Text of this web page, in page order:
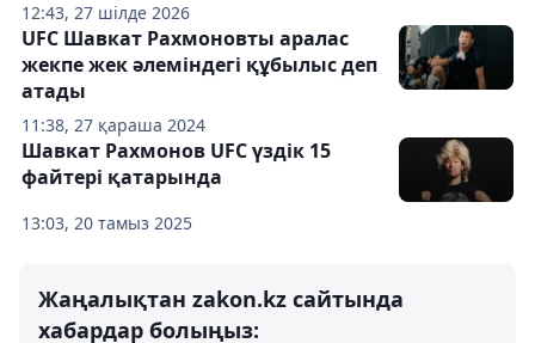
12:43, 27 шілде 2026
11:38, 27 қараша 2024
UFC Шавкат Рахмоновты аралас
жекпе жек әлеміндегі құбылыс деп
атады
13:03, 20 тамыз 2025
Шавкат Рахмонов UFC үздік 15
файтері қатарында
Жаңалықтан zakon.kz сайтында
хабардар болыңыз: